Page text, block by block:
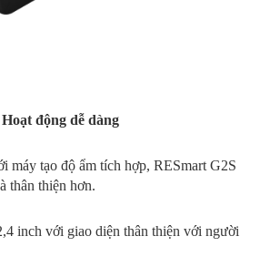
động dễ dàng
máy tạo độ ẩm tích hợp, RESmart G2S
thân thiện hơn.
inch với giao diện thân thiện với người